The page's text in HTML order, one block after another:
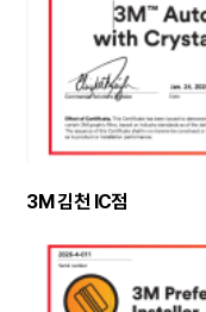
3M 김천 IC점